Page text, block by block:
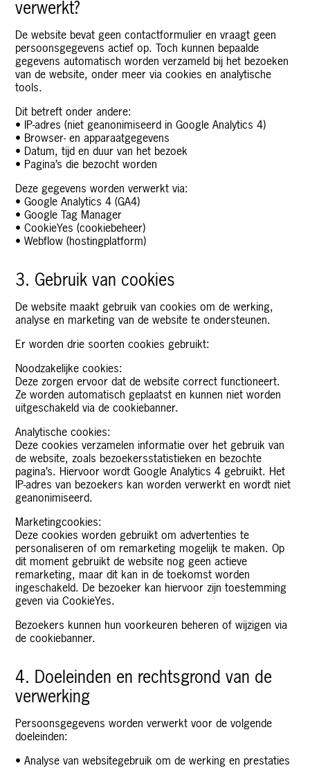
verwerkt?
De website bevat geen contactformulier en vraagt geen
persoonsgegevens actief op. Toch kunnen bepaalde
gegevens automatisch worden verzameld bij het bezoeken
van de website, onder meer via cookies en analytische
tools.
Dit betreft onder andere:
• IP-adres (niet geanonimiseerd in Google Analytics 4)
• Browser- en apparaatgegevens
• Datum, tijd en duur van het bezoek
• Pagina’s die bezocht worden
Deze gegevens worden verwerkt via:
• Google Analytics 4 (GA4)
• Google Tag Manager
• CookieYes (cookiebeheer)
• Webflow (hostingplatform)
3. Gebruik van cookies
De website maakt gebruik van cookies om de werking,
analyse en marketing van de website te ondersteunen.
Er worden drie soorten cookies gebruikt:
Noodzakelijke cookies:
Deze zorgen ervoor dat de website correct functioneert.
Ze worden automatisch geplaatst en kunnen niet worden
uitgeschakeld via de cookiebanner.
Analytische cookies:
Deze cookies verzamelen informatie over het gebruik van
de website, zoals bezoekersstatistieken en bezochte
pagina’s. Hiervoor wordt Google Analytics 4 gebruikt. Het
IP-adres van bezoekers kan worden verwerkt en wordt niet
geanonimiseerd.
Marketingcookies:
Deze cookies worden gebruikt om advertenties te
personaliseren of om remarketing mogelijk te maken. Op
dit moment gebruikt de website nog geen actieve
remarketing, maar dit kan in de toekomst worden
ingeschakeld. De bezoeker kan hiervoor zijn toestemming
geven via CookieYes.
Bezoekers kunnen hun voorkeuren beheren of wijzigen via
de cookiebanner.
4. Doeleinden en rechtsgrond van de
verwerking
Persoonsgegevens worden verwerkt voor de volgende
doeleinden:
• Analyse van websitegebruik om de werking en prestaties